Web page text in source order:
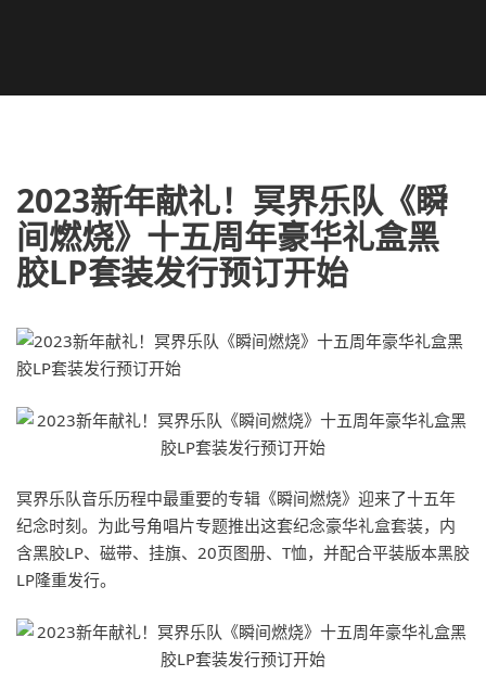
2023新年献礼！冥界乐队《瞬
间燃烧》十五周年豪华礼盒黑
胶LP套装发行预订开始
冥界乐队音乐历程中最重要的专辑《瞬间燃烧》迎来了十五年
纪念时刻。为此号角唱片专题推出这套纪念豪华礼盒套装，内
含黑胶LP、磁带、挂旗、20页图册、T恤，并配合平装版本黑胶
LP隆重发行。